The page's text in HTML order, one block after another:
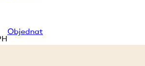
Objednat